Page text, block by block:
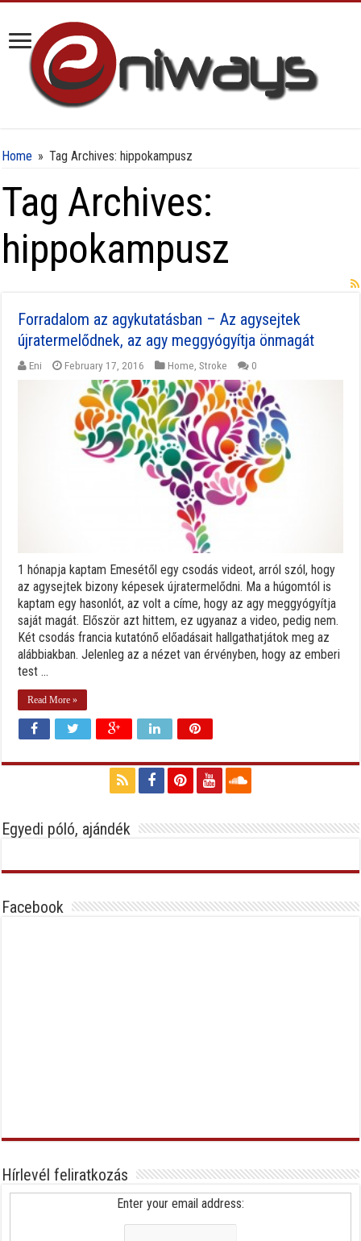
Home » Tag Archives: hippokampusz
Tag Archives:
hippokampusz
Forradalom az agykutatásban – Az agysejtek
újratermelődnek, az agy meggyógyítja önmagát
Eni February 17, 2016 Home ,Stroke 0
1 hónapja kaptam Emesétől egy csodás videot, arról szól, hogy
az agysejtek bizony képesek újratermelődni. Ma a húgomtól is
kaptam egy hasonlót, az volt a címe, hogy az agy meggyógyítja
saját magát. Először azt hittem, ez ugyanaz a video, pedig nem.
Két csodás francia kutatónő előadásait hallgathatjátok meg az
alábbiakban. Jelenleg az a nézet van érvényben, hogy az emberi
test ...
Read More »
Egyedi póló, ajándék
Facebook
Hírlevél feliratkozás
Enter your email address: